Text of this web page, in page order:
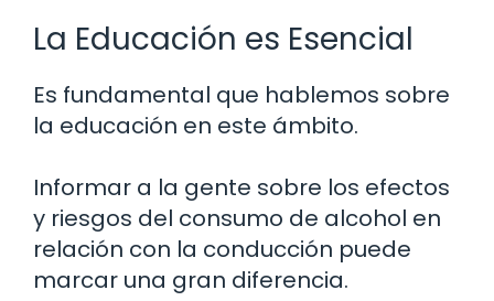
La Educación es Esencial
Es fundamental que hablemos sobre
la educación en este ámbito.
Informar a la gente sobre los efectos
y riesgos del consumo de alcohol en
relación con la conducción puede
marcar una gran diferencia.